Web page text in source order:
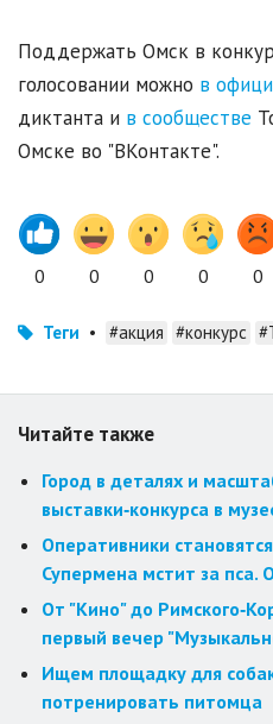
Поддержать Омск в
голосовании можно в
диктанта и в сообществе
Омске во "ВКонтакте".
0 0 0 0 0
Теги • #акция #конкурс
Читайте также
Город в деталях и
выставки‑конкурса в
Оперативники
Супермена мстит за пса.
От "Кино" до
первый вечер
Ищем площадку для
потренировать питомца